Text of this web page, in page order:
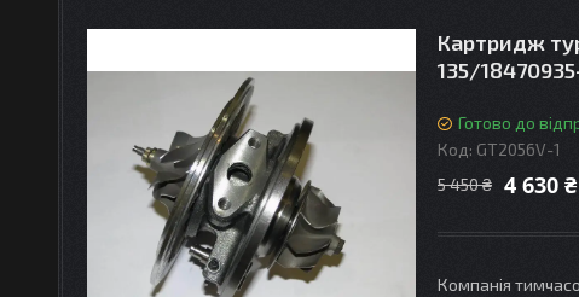
Картридж
135/
Готово до
Код: GT2056V-1
5 450 ₴ 4 630 ₴
Компанія